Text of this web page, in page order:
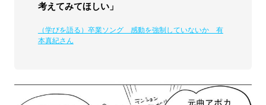
考えてみてほしい」
（学びを語る）卒業ソング 感動を強制していないか 有
本真紀さん